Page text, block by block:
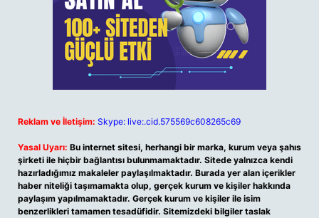
Reklam ve İletişim: Skype: live:.cid.575569c608265c69
Yasal Uyarı: Bu internet sitesi, herhangi bir marka, kurum veya şahıs
şirketi ile hiçbir bağlantısı bulunmamaktadır. Sitede yalnızca kendi
hazırladığımız makaleler paylaşılmaktadır. Burada yer alan içerikler
haber niteliği taşımamakta olup, gerçek kurum ve kişiler hakkında
paylaşım yapılmamaktadır. Gerçek kurum ve kişiler ile isim
benzerlikleri tamamen tesadüfidir. Sitemizdeki bilgiler taslak